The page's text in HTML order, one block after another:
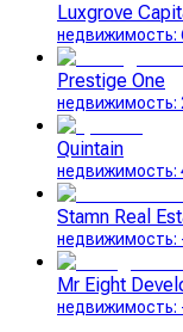
Luxgrove
недвижимость:
Prestige One
недвижимость:
Quintain
недвижимость:
Stamn Real
недвижимость:
Mr Eight
недвижимость: